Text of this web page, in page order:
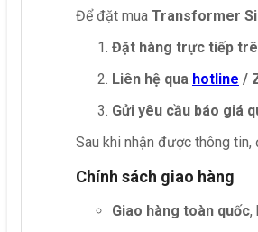
Để đặt mua Transformer
Đặt hàng trực tiếp
Liên hệ qua hotline /
Gửi yêu cầu báo giá
Sau khi nhận được thông
Chính sách giao hàng
Giao hàng toàn quốc,